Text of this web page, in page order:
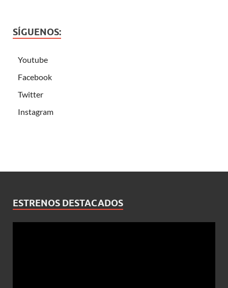
SÍGUENOS:
Youtube
Facebook
Twitter
Instagram
ESTRENOS DESTACADOS